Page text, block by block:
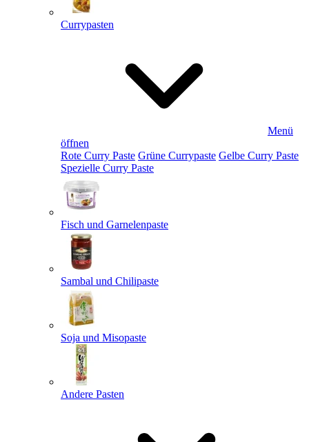
Currypasten
Menü
öffnen
Rote Curry Paste Grüne Currypaste Gelbe Curry Paste
Spezielle Curry Paste
Fisch und Garnelenpaste
Sambal und Chilipaste
Soja und Misopaste
Andere Pasten